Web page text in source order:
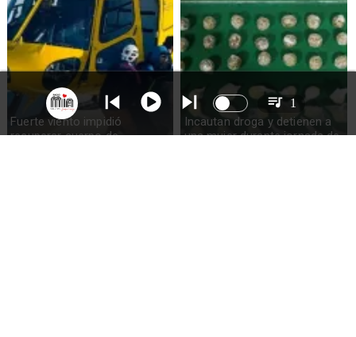
Fuerte viento impidió
recuperar cuerpo de
Incautan droga y detienen a
una mujer durante jornada de
1